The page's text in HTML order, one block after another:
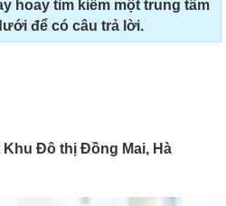
hoay tìm kiếm một trung tâm
để có câu trả lời.
Khu Đô thị Đồng Mai, Hà